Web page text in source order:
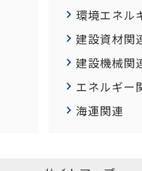
環境エネル
建設資材関
建設機械関
エネルギー
海運関連